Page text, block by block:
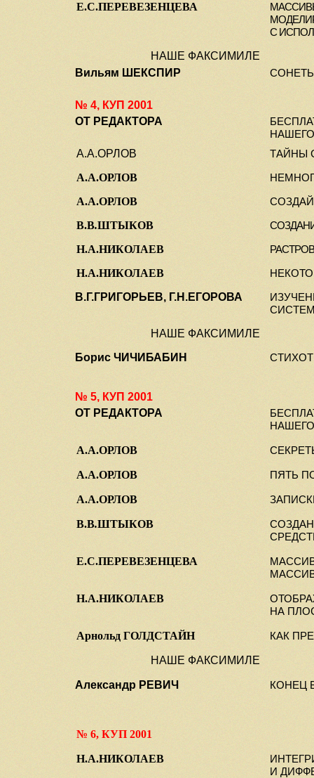
Е.С.ПЕРЕВЕЗЕНЦЕВА
С
НАШЕ ФАКСИМИЛЕ
Вильям ШЕКСПИР
№ 4, КУП 2001
ОТ РЕДАКТОРА
А.А.ОРЛОВ ТАЙНЫ
А.А.ОРЛОВ
А.А.ОРЛОВ
В.В.ШТЫКОВ
Н.А.НИКОЛАЕВ
Н.А.НИКОЛАЕВ
В.Г.ГРИГОРЬЕВ, Г.Н.ЕГОРОВА
НАШЕ ФАКСИМИЛЕ
Борис ЧИЧИБАБИН
№ 5, КУП 2001
ОТ РЕДАКТОРА
А.А.ОРЛОВ
А.А.ОРЛОВ ПЯТЬ
А.А.ОРЛОВ
В.В.ШТЫКОВ
Е.С.ПЕРЕВЕЗЕНЦЕВА
Н.А.НИКОЛАЕВ
НА
Арнольд ГОЛДСТАЙН КАК
НАШЕ ФАКСИМИЛЕ
Александр РЕВИЧ КОНЕЦ
№ 6, КУП 2001
Н.А.НИКОЛАЕВ
И